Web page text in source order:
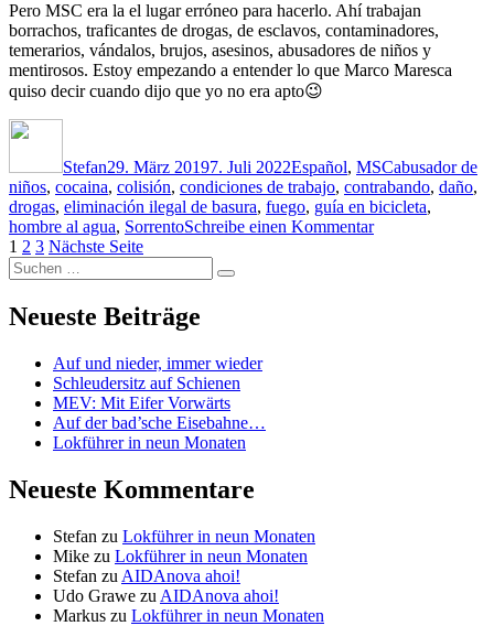
Pero MSC era la el lugar erróneo para hacerlo. Ahí trabajan
borrachos, traficantes de drogas, de esclavos, contaminadores,
temerarios, vándalos, brujos, asesinos, abusadores de niños y
mentirosos. Estoy empezando a entender lo que Marco Maresca
quiso decir cuando dijo que yo no era apto😉
Stefan29. März 20197. Juli 2022Español, MSCabusador de
niños, cocaina, colisión, condiciones de trabajo, contrabando, daño,
drogas, eliminación ilegal de basura, fuego, guía en bicicleta,
hombre al agua, SorrentoSchreibe einen Kommentarzu
Seitennummerierung
der
Beiträge
Seite
1 Seite
2 Seite
3 Nächste Seite
Suchen
nach:
Suchen
Neueste Beiträge
Auf und nieder, immer wieder
Schleudersitz auf Schienen
MEV: Mit Eifer Vorwärts
Auf der bad’sche Eisebahne…
Lokführer in neun Monaten
Neueste Kommentare
Stefan zu Lokführer in neun Monaten
Mike zu Lokführer in neun Monaten
Stefan zu AIDAnova ahoi!
Udo Grawe zu AIDAnova ahoi!
Markus zu Lokführer in neun Monaten